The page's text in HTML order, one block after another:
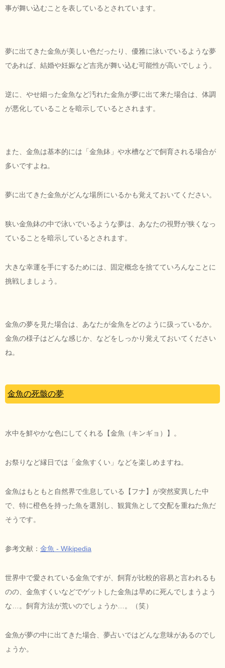
事が舞い込むことを表しているとされています。
夢に出てきた金魚が美しい色だったり、優雅に泳いでいるような夢
であれば、結婚や妊娠など吉兆が舞い込む可能性が高いでしょう。
逆に、やせ細った金魚など汚れた金魚が夢に出て来た場合は、体調
が悪化していることを暗示しているとされます。
また、金魚は基本的には「金魚鉢」や水槽などで飼育される場合が
多いですよね。
夢に出てきた金魚がどんな場所にいるかも覚えておいてください。
狭い金魚鉢の中で泳いでいるような夢は、あなたの視野が狭くなっ
ていることを暗示しているとされます。
大きな幸運を手にするためには、固定概念を捨てていろんなことに
挑戦しましょう。
金魚の夢を見た場合は、あなたが金魚をどのように扱っているか。
金魚の様子はどんな感じか、などをしっかり覚えておいてください
ね。
金魚の死骸の夢
水中を鮮やかな色にしてくれる【金魚（キンギョ）】。
お祭りなど縁日では「金魚すくい」などを楽しめますね。
金魚はもともと自然界で生息している【フナ】が突然変異した中
で、特に橙色を持った魚を選別し、観賞魚として交配を重ねた魚だ
そうです。
参考文献： 金魚 - Wikipedia
世界中で愛されている金魚ですが、飼育が比較的容易と言われるも
のの、金魚すくいなどでゲットした金魚は早めに死んでしまうよう
な…。飼育方法が荒いのでしょうか…。（笑）
金魚が夢の中に出てきた場合、夢占いではどんな意味があるのでし
ょうか。